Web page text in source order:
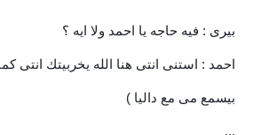
بيرى : فيه حاجه يا احمد ولا ايه ؟
احمد : استنى انتى هنا الله يخربيتك انتى
بيسمع مى مع داليا )
...